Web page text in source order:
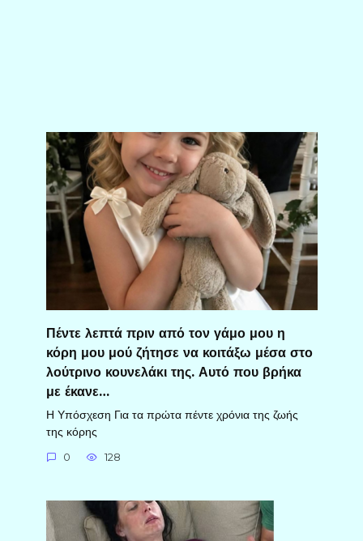
Πέντε λεπτά πριν από τον γάμο μου η
κόρη μου μού ζήτησε να κοιτάξω μέσα στο
λούτρινο κουνελάκι της. Αυτό που βρήκα
με έκανε…
Η Υπόσχεση Για τα πρώτα πέντε χρόνια της ζωής
της κόρης
0 128